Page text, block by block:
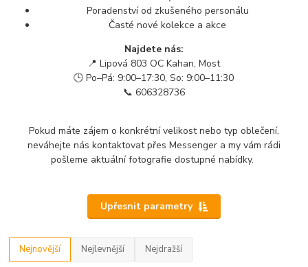
Poradenství od zkušeného personálu
Časté nové kolekce a akce
Najdete nás:
📍 Lipová 803 OC Kahan, Most
🕒 Po–Pá: 9:00–17:30, So: 9:00–11:30
📞 606328736
Pokud máte zájem o konkrétní velikost nebo typ oblečení,
neváhejte nás kontaktovat přes Messenger a my vám rádi
pošleme aktuální fotografie dostupné nabídky.
Upřesnit parametry
Nejnovější Nejlevnější Nejdražší